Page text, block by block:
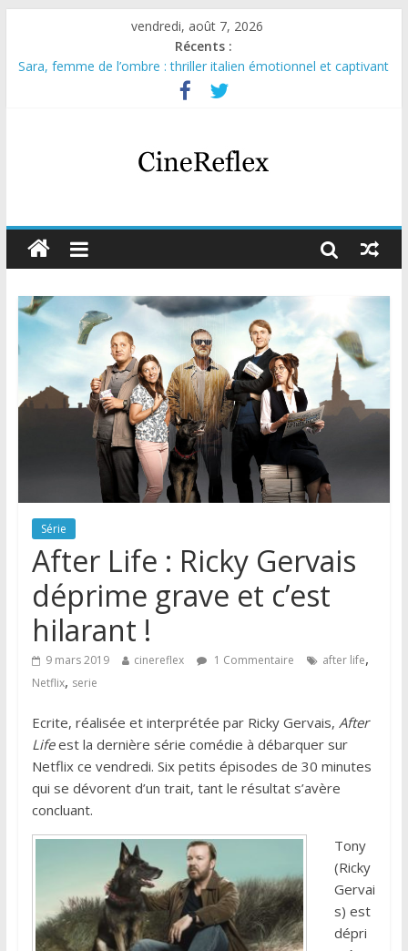
vendredi, août 7, 2026
Récents :
Sara, femme de l’ombre : thriller italien émotionnel et captivant
Journal d’une fille larguée : nouvelle série suédoise sur Netflix
Aema : mini-série sur le tournage d’un film érotique devenu
Glass Heart : excellente série musicale avec Takeru Satō
Olympo, saison 1 : nouvelle série qui séduira les fans de
Série
After Life : Ricky Gervais
déprime grave et c’est
hilarant !
9 mars 2019 cinereflex 1 Commentaire after life,
Netflix, serie
Ecrite, réalisée et interprétée par Ricky Gervais, After
Lifeest la dernière série comédie à débarquer sur
Netflix ce vendredi. Six petits épisodes de 30 minutes
qui se dévorent d’un trait, tant le résultat s’avère
concluant.
Tony
(Ricky
Gervai
s) est
dépri